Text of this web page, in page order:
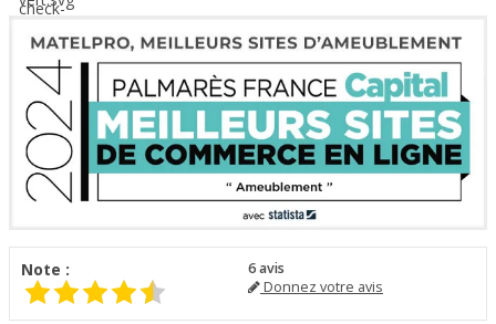
Note : 6avis
Donnez votre avis